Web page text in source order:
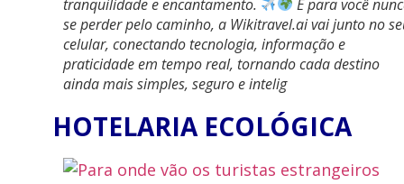
tranquilidade e encantamento.
E para você
se perder pelo caminho, a Wikitravel.ai vai junto no
celular, conectando tecnologia, informação e
praticidade em tempo real, tornando cada destino
ainda mais simples, seguro e intelig
HOTELARIA ECOLÓGICA